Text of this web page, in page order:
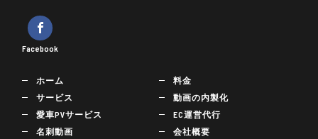
Facebook
ホーム
サービス
愛車PVサービス
名刺動画
料金
動画の内製化
EC運営代行
会社概要